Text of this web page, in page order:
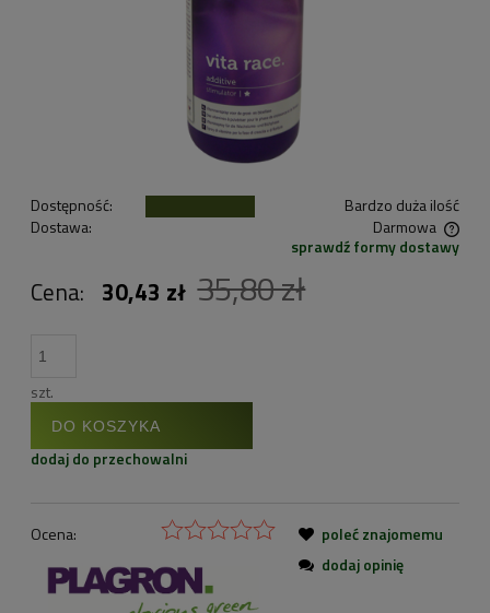
Dostępność:
Bardzo duża ilość
Dostawa:
Darmowa
Cena nie zawiera ewentualnych kosztów płatnościsprawdź formy dostawy
Cena: 30,43 zł 35,80 zł
szt.
DO KOSZYKA
dodaj do przechowalni
Ocena:
poleć znajomemu
dodaj opinię